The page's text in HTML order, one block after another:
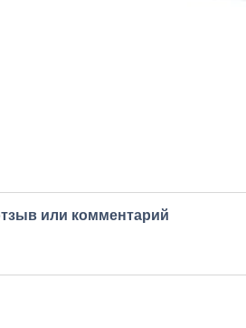
или комментарий